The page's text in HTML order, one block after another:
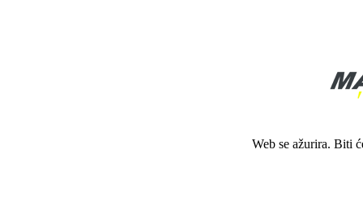
Web se ažurira. Biti